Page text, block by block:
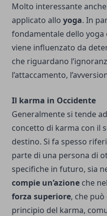
Molto interessante
applicato allo yoga. In
fondamentale dello yoga
viene influenzato da
che riguardano
l’attaccamento,
Il karma in Occidente
Generalmente si tende
concetto di karma con il
destino. Si fa spesso
parte di una persona di
specifiche in futuro, sia
compie un’azione che
forza superiore, che
principio del karma,